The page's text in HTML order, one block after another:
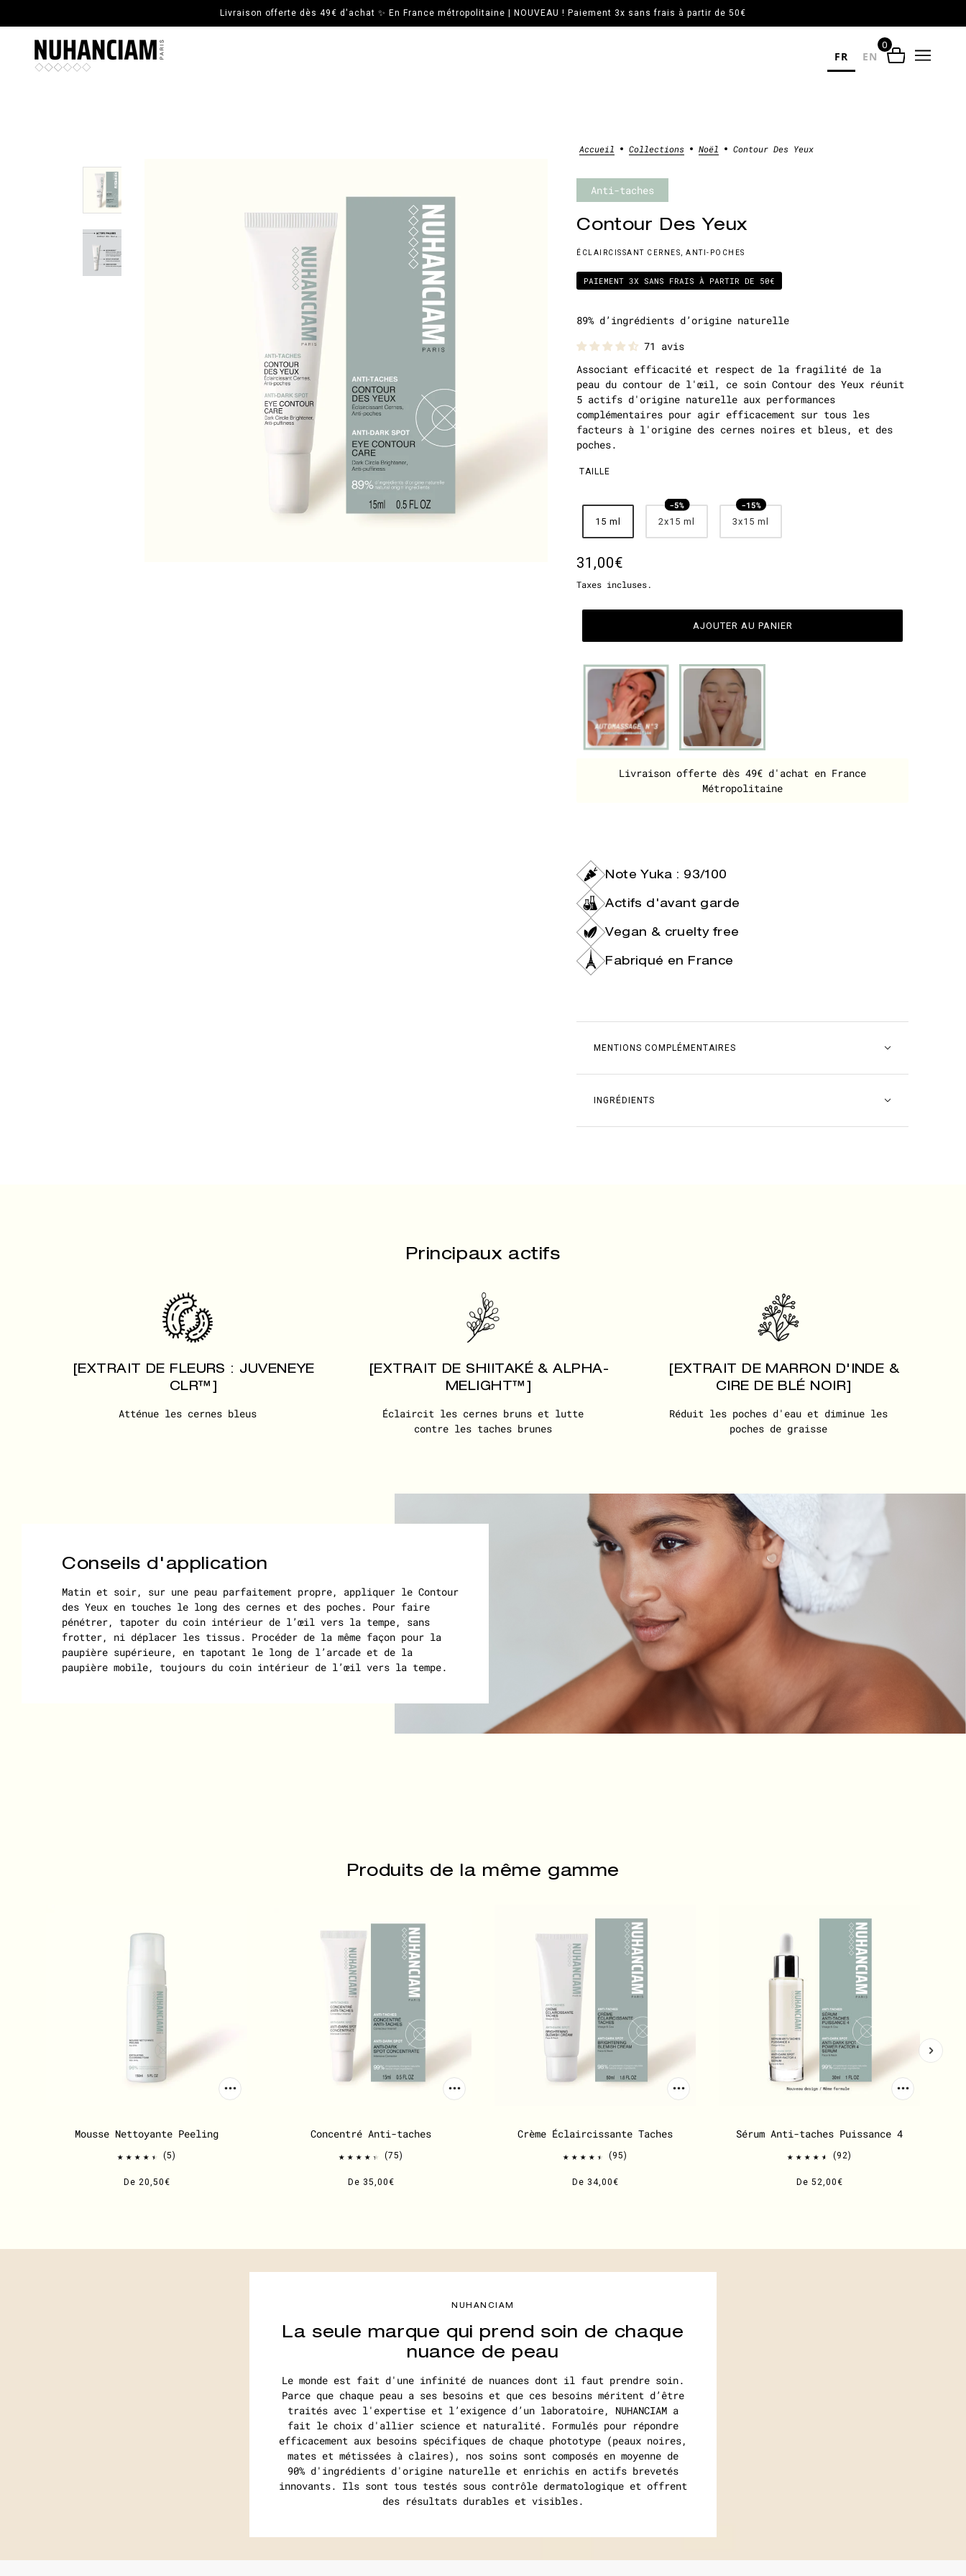
Livraison offerte dès 49€ d'achat ✨ En France métropolitaine | NOUVEAU ! Paiement 3x sans frais à partir de 50€
FR EN
0
Accueil Collections Noël Contour Des Yeux
Anti-taches
Contour Des Yeux
ÉCLAIRCISSANT CERNES, ANTI-POCHES
PAIEMENT 3X SANS FRAIS À PARTIR DE 50€
89% d’ingrédients d’origine naturelle
71 avis
Associant efficacité et respect de la fragilité de la
peau du contour de l'œil, ce soin Contour des Yeux réunit
5 actifs d'origine naturelle aux performances
complémentaires pour agir efficacement sur tous les
facteurs à l'origine des cernes noires et bleus, et des
poches.
TAILLE
15 ml 2x15 ml 3x15 ml
31,00€
Taxes incluses.
AJOUTER AU PANIER
Livraison offerte dès 49€ d'achat en France
Métropolitaine
Note Yuka : 93/100
Actifs d'avant garde
Vegan & cruelty free
Fabriqué en France
MENTIONS COMPLÉMENTAIRES
INGRÉDIENTS
Principaux actifs
[EXTRAIT DE FLEURS : JUVENEYE
CLR™]
Atténue les cernes bleus
[EXTRAIT DE SHIITAKÉ & ALPHA-
MELIGHT™]
Éclaircit les cernes bruns et lutte
contre les taches brunes
[EXTRAIT DE MARRON D'INDE &
CIRE DE BLÉ NOIR]
Réduit les poches d'eau et diminue les
poches de graisse
Conseils d'application
Matin et soir, sur une peau parfaitement propre, appliquer le Contour
des Yeux en touches le long des cernes et des poches. Pour faire
pénétrer, tapoter du coin intérieur de l’œil vers la tempe, sans
frotter, ni déplacer les tissus. Procéder de la même façon pour la
paupière supérieure, en tapotant le long de l’arcade et de la
paupière mobile, toujours du coin intérieur de l’œil vers la tempe.
Produits de la même gamme
Mousse Nettoyante Peeling
5
De 20,50€
Concentré Anti-taches
75
De 35,00€
Crème Éclaircissante Taches
95
De 34,00€
Sérum Anti-taches Puissance 4
92
De 52,00€
La seule marque qui prend soin de chaque
nuance de peau
NUHANCIAM
Le monde est fait d'une infinité de nuances dont il faut prendre soin.
Parce que chaque peau a ses besoins et que ces besoins méritent d’être
traités avec l'expertise et l’exigence d’un laboratoire, NUHANCIAM a
fait le choix d'allier science et naturalité. Formulés pour répondre
efficacement aux besoins spécifiques de chaque phototype (peaux noires,
mates et métissées à claires), nos soins sont composés en moyenne de
90% d'ingrédients d'origine naturelle et enrichis en actifs brevetés
innovants. Ils sont tous testés sous contrôle dermatologique et offrent
des résultats durables et visibles.